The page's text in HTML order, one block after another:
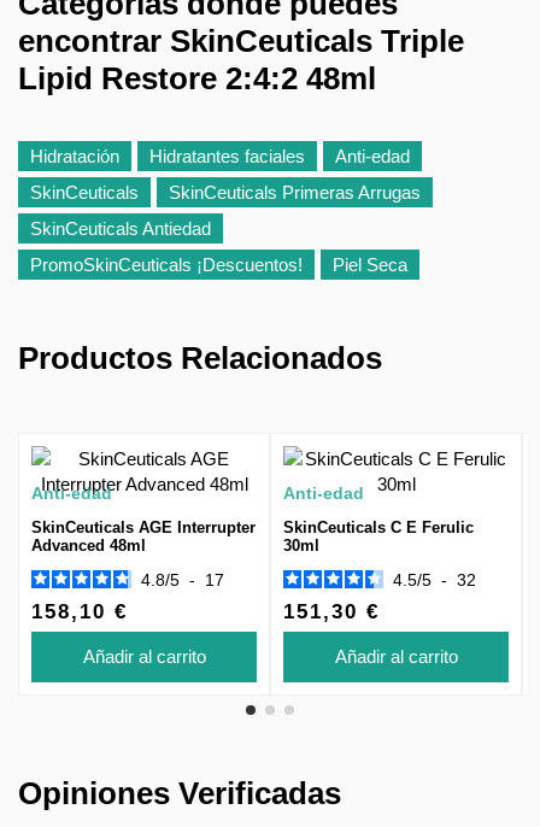
encontrar SkinCeuticals Triple
Lipid Restore 2:4:2 48ml
Hidratación Hidratantes faciales
Anti-edad
SkinCeuticals
SkinCeuticals Primeras Arrugas
SkinCeuticals Antiedad
PromoSkinCeuticals ¡Descuentos!
Piel Seca
Productos Relacionados
Anti-edad
SkinCeuticals AGE Interrupter
Advanced 48ml
4.8/5 - 17
158,10 €
Añadir al carrito
Anti-edad
SkinCeuticals C E Ferulic
30ml
4.5/5 - 32
151,30 €
Añadir al carrito
Opiniones Verificadas